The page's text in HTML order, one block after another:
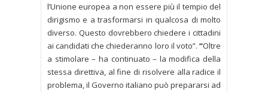
l’Unione europea a non essere più il tempio del
dirigismo e a trasformarsi in qualcosa di molto
diverso. Questo dovrebbero chiedere i cittadini
ai candidati che chiederanno loro il voto”. “Oltre
a stimolare – ha continuato – la modifica della
stessa direttiva, al fine di risolvere alla radice il
problema, il Governo italiano può prepararsi ad